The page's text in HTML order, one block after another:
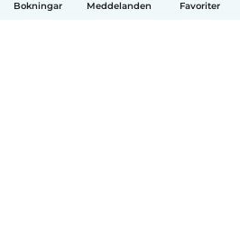
Bokningar Meddelanden Favoriter